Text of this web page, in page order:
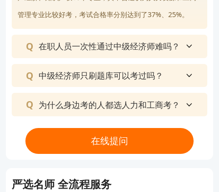
明“来源高顿教育”或“来源高顿网校”或“来源高顿”的所有作品，均为本
网站合法拥有版权的作品，未经本网站授权，任何媒体、网站、个人
在授权范围内使用，且使用时必须注明“来源高顿教育”或“来源高顿网
校”或“来源高顿”，并不得对作品中出现的“高顿”字样进行删减、替换
等。违反上述声明者，本网站将依法追究其法律责任。 本网站的部分
资料转载自互联网，均尽力标明作者和出处。本网站转载的目的在于
传递更多信息，并不意味着赞同其观点或证实其描述，本网站不对其
真实性负责。 如您认为本网站刊载作品涉及版权等问题，请与本网站
联系(邮箱fawu@gaodun.com，电话：021-31587497)，本网站核实
确认后会尽快予以处理。
报告编号：NO.20231022*****
经济师报名注意事项有哪些
【问题分析】您好，您所提出的是经济师报名相关的问题
查看完整报告
管理专业比较好考，考试合格率分别达到了37%、25%。
在职人员一次性通过中级经济师难吗？
中级经济师只刷题库可以考过吗？
为什么身边考的人都选人力和工商考？
在线提问
严选名师 全流程服务